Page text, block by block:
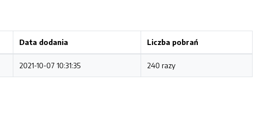
Data dodania Liczba pobrań
2021-10-07 10:31:35 240 razy